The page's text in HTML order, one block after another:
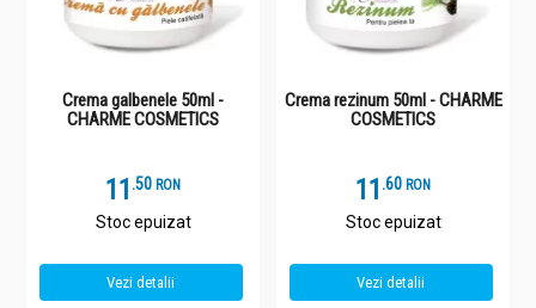
Crema galbenele 50ml -
CHARME COSMETICS
11 .5 RON
Stoc epuizat
Vezi detalii
Crema rezinum 50ml - CHARME
COSMETICS
11 .6 RON
Stoc epuizat
Vezi detalii